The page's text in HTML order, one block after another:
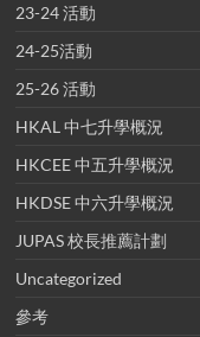
23-24 活動
24-25活動
25-26 活動
HKAL 中七升學概況
HKCEE 中五升學概況
HKDSE 中六升學概況
JUPAS 校長推薦計劃
Uncategorized
參考